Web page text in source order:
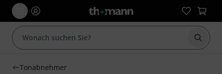
Suche
Tonabnehmer